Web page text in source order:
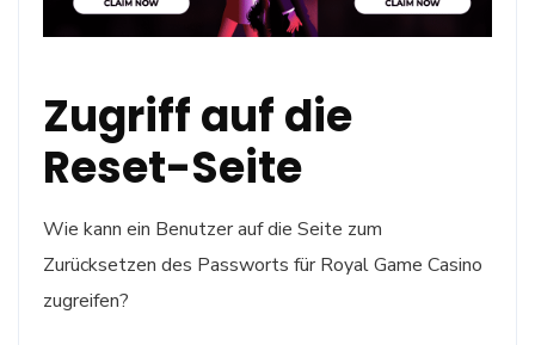
Zugriff auf die
Reset-Seite
Wie kann ein Benutzer auf die Seite zum
Zurücksetzen des Passworts für Royal Game Casino
zugreifen?